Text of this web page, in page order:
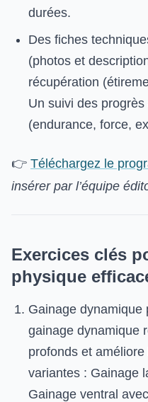
durées.
Des fiches
(photos et
récupération
Un suivi des
(endurance, force,
👉 Téléchargez le
insérer par l’équipe
Exercices clés
physique
Gainage dynamique
gainage dynamique
profonds et
variantes : Gainage
Gainage ventral